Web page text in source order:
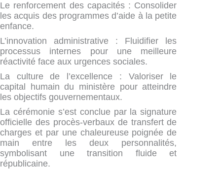
Le renforcement des capacités : Consolider
les acquis des programmes d’aide à la petite
enfance.
L’innovation administrative : Fluidifier les
processus internes pour une meilleure
réactivité face aux urgences sociales.
La culture de l’excellence : Valoriser le
capital humain du ministère pour atteindre
les objectifs gouvernementaux.
La cérémonie s’est conclue par la signature
officielle des procès-verbaux de transfert de
charges et par une chaleureuse poignée de
main entre les deux personnalités,
symbolisant une transition fluide et
républicaine.